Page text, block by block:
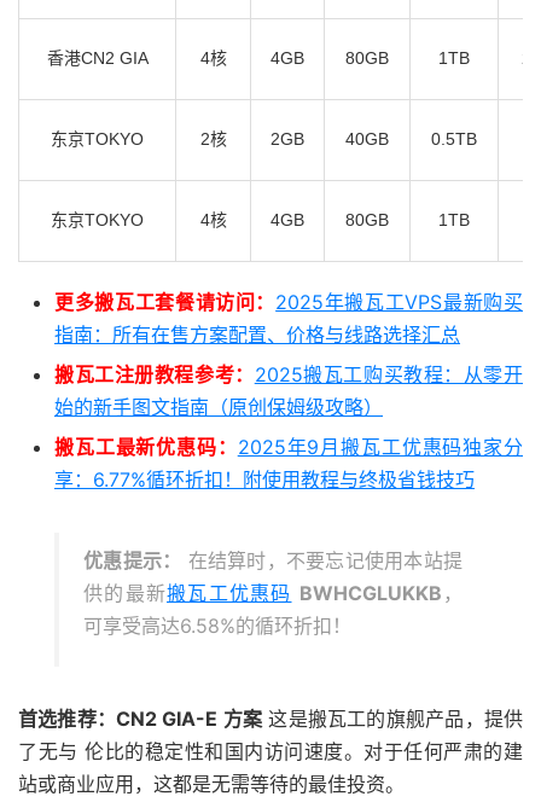
香港CN2 GIA 4核 4GB 80GB 1TB
东京TOKYO 2核 2GB 40GB 0.5TB
东京TOKYO 4核 4GB 80GB 1TB
更多搬瓦工套餐请访问： 2025年搬瓦工VPS最新购买
指南：所有在售方案配置、价格与线路选择汇总
搬瓦工注册教程参考： 2025搬瓦工购买教程：从零开
始的新手图文指南（原创保姆级攻略）
搬瓦工最新优惠码： 2025年9月搬瓦工优惠码独家分
享：6.77%循环折扣！附使用教程与终极省钱技巧
优惠提示：
在结算时，不要忘记使用本站提
供的最新搬瓦工优惠码 BWHCGLUKKB ，
可享受高达6.58%的循环折扣！
首选推荐：CN2 GIA-E 方案 这是搬瓦工的旗舰产品，提供
了无与 伦比的稳定性和国内访问速度。对于任何严肃的建
站或商业应用，这都是无需等待的最佳投资。